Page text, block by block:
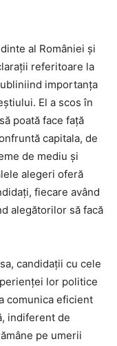
al României și
referitoare la
importanța
El a scos în
poată face față
capitala, de
de mediu și
alegeri oferă
fiecare având
alegătorilor să facă
candidații cu cele
lor politice
comunica eficient
indiferent de
pe umerii